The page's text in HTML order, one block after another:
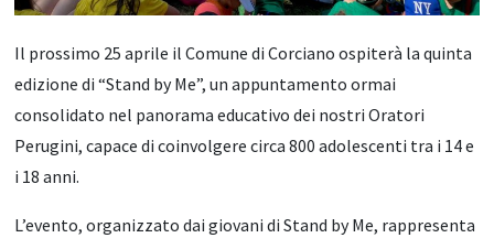
Il prossimo 25 aprile il Comune di Corciano ospiterà la quinta
edizione di “Stand by Me”, un appuntamento ormai
consolidato nel panorama educativo dei nostri Oratori
Perugini, capace di coinvolgere circa 800 adolescenti tra i 14 e
i 18 anni.
L’evento, organizzato dai giovani di Stand by Me, rappresenta